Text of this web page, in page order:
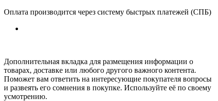
Оплата производится через систему быстрых платежей (СПБ)
Дополнительная вкладка для размещения информации о
товарах, доставке или любого другого важного контента.
Поможет вам ответить на интересующие покупателя вопросы
и развеять его сомнения в покупке. Используйте её по своему
усмотрению.